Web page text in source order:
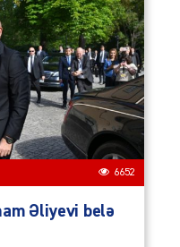
6652
Əliyevi belə